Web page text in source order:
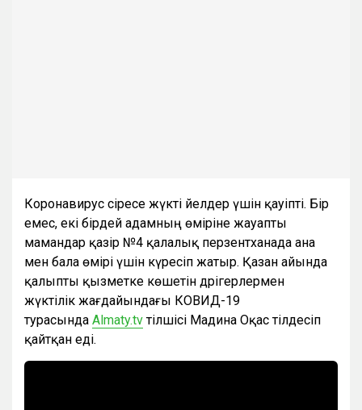
Коронавирус әсіресе жүкті әйелдер үшін қауіпті. Бір
емес, екі бірдей адамның өміріне жауапты
мамандар қазір №4 қалалық перзентханада ана
мен бала өмірі үшін күресіп жатыр. Қазан айында
қалыпты қызметке көшетін дәрігерлермен
жүктілік жағдайындағы КОВИД-19
турасында Almaty.tvтілшісі Мадина Оқас тілдесіп
қайтқан еді.